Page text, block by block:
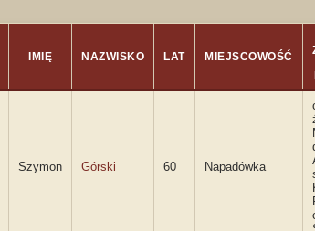
IMIĘ NAZWISKO LAT MIEJSCOWOŚĆ
Szymon Górski 60 Napadówka